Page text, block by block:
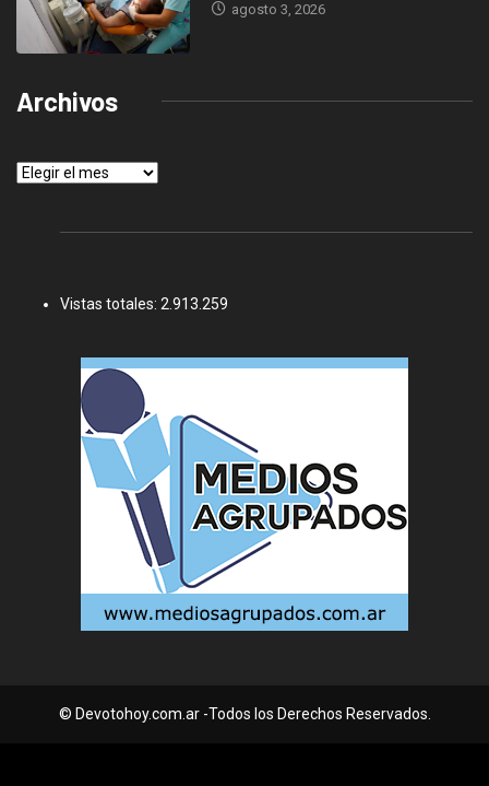
agosto 3, 2026
Archivos
Archivos
Vistas totales: 2.913.259
© Devotohoy.com.ar -Todos los Derechos Reservados.